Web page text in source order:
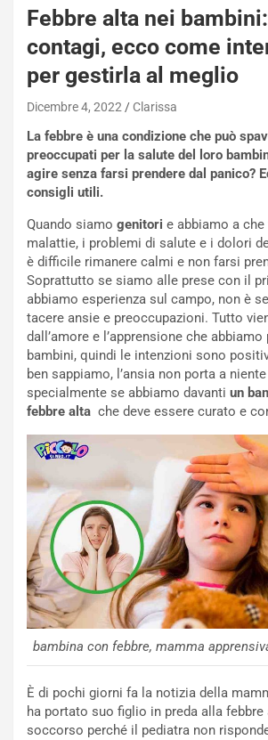
Febbre alta nei
contagi, ecco come
per gestirla al meglio
Dicembre 4, 2022 Clarissa
La febbre è una condizione che può
preoccupati per la salute del loro
agire senza farsi prendere dal panico?
consigli utili.
Quando siamo genitori e abbiamo a
malattie, i problemi di salute e i dolori
è difficile rimanere calmi e non farsi
Soprattutto se siamo alle prese con il
abbiamo esperienza sul campo, non è
tacere ansie e preoccupazioni. Tutto
dall’amore e l’apprensione che
bambini, quindi le intenzioni sono
ben sappiamo, l’ansia non porta a
specialmente se abbiamo davanti un
febbre alta che deve essere curato e
bambina con febbre, mamma
È di pochi giorni fa la notizia della
ha portato suo figlio in preda alla
soccorso perché il pediatra non